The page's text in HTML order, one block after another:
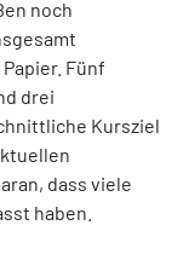
noch
Fünf
drei
Kursziel
dass viele
haben.